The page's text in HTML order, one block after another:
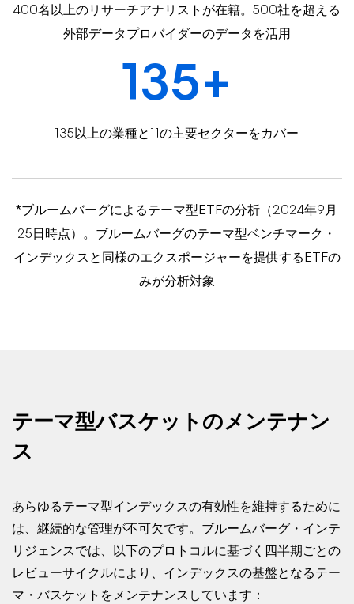
400名以上のリサーチアナリストが在籍。500社を超える
外部データプロバイダーのデータを活用
135+
135以上の業種と11の主要セクターをカバー
*ブルームバーグによるテーマ型ETFの分析（2024年9月
25日時点）。ブルームバーグのテーマ型ベンチマーク・
インデックスと同様のエクスポージャーを提供するETFの
みが分析対象
テーマ型バスケットのメンテナン
ス
あらゆるテーマ型インデックスの有効性を維持するために
は、継続的な管理が不可欠です。ブルームバーグ・インテ
リジェンスでは、以下のプロトコルに基づく四半期ごとの
レビューサイクルにより、インデックスの基盤となるテー
マ・バスケットをメンテナンスしています：